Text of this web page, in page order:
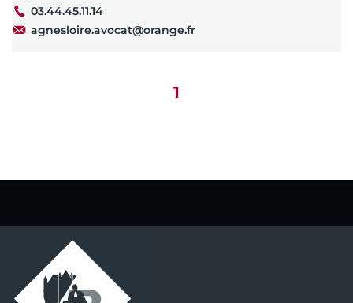
03.44.45.11.14
agnesloire.avocat@orange.fr
1